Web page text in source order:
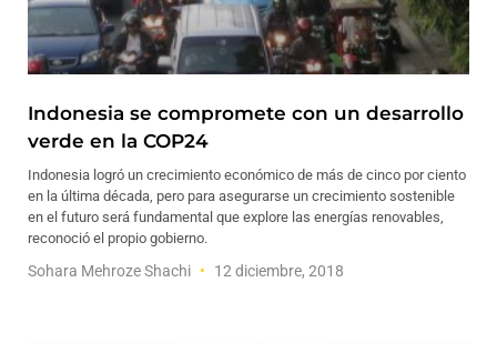
Indonesia se compromete con un desarrollo
verde en la COP24
Indonesia logró un crecimiento económico de más de cinco por ciento
en la última década, pero para asegurarse un crecimiento sostenible
en el futuro será fundamental que explore las energías renovables,
reconoció el propio gobierno.
Sohara Mehroze Shachi 12 diciembre, 2018